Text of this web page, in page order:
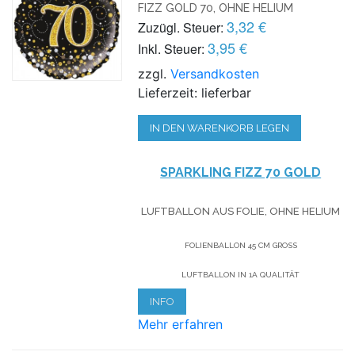
FIZZ GOLD 70, OHNE HELIUM
Zuzügl. Steuer: 3,32 €
Inkl. Steuer: 3,95 €
zzgl.Versandkosten
Lieferzeit: lieferbar
IN DEN WARENKORB LEGEN
SPARKLING FIZZ 70 GOLD
LUFTBALLON AUS FOLIE, OHNE HELIUM
FOLIENBALLON 45 CM GROSS
LUFTBALLON IN 1A QUALITÄT
INFO
Mehr erfahren